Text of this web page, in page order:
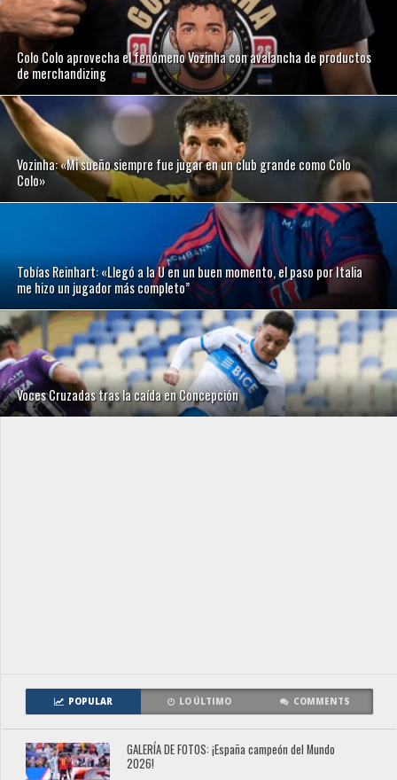
Colo Colo aprovecha el fenómeno Vozinha con avalancha de productos
de merchandizing
Vozinha: «Mi sueño siempre fue jugar en un club grande como Colo
Colo»
Tobías Reinhart: «Llegó a la U en un buen momento, el paso por Italia
me hizo un jugador más completo”
Voces Cruzadas tras la caída en Concepción
POPULAR LO ÚLTIMO COMMENTS
GALERÍA DE FOTOS: ¡España campeón del Mundo
2026!